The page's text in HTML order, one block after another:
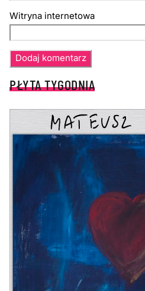
Witryna internetowa
PŁYTA TYGODNIA